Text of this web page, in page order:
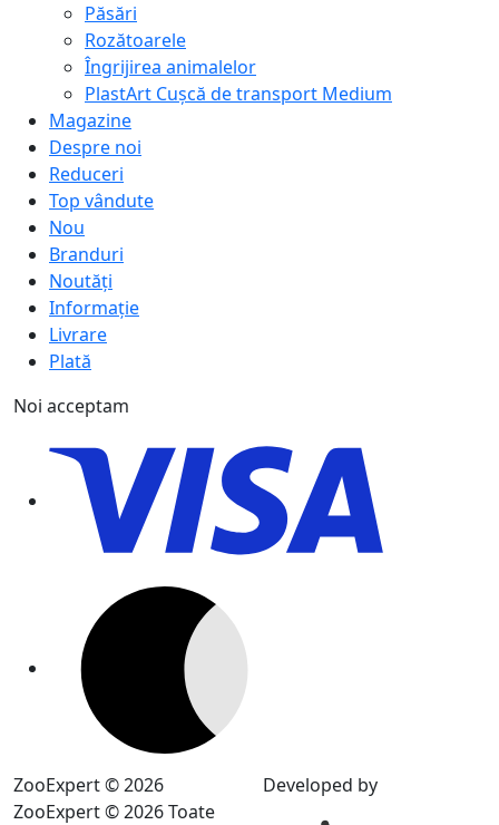
Păsări
Rozătoarele
Îngrijirea animalelor
PlastArt Cușcă de transport Medium
Magazine
Despre noi
Reduceri
Top vândute
Nou
Branduri
Noutăți
Informație
Livrare
Plată
Noi acceptam
ZooExpert © 2026
ZooExpert © 2026 Toate
Developed by